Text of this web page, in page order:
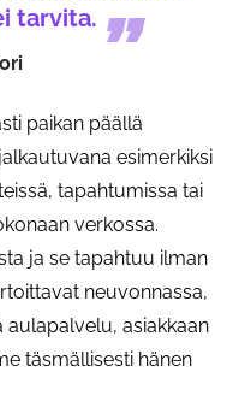
tarvita.
paikan päällä
esimerkiksi
tapahtumissa tai
verkossa.
ja se tapahtuu ilman
neuvonnassa,
aulapalvelu, asiakkaan
täsmällisesti hänen